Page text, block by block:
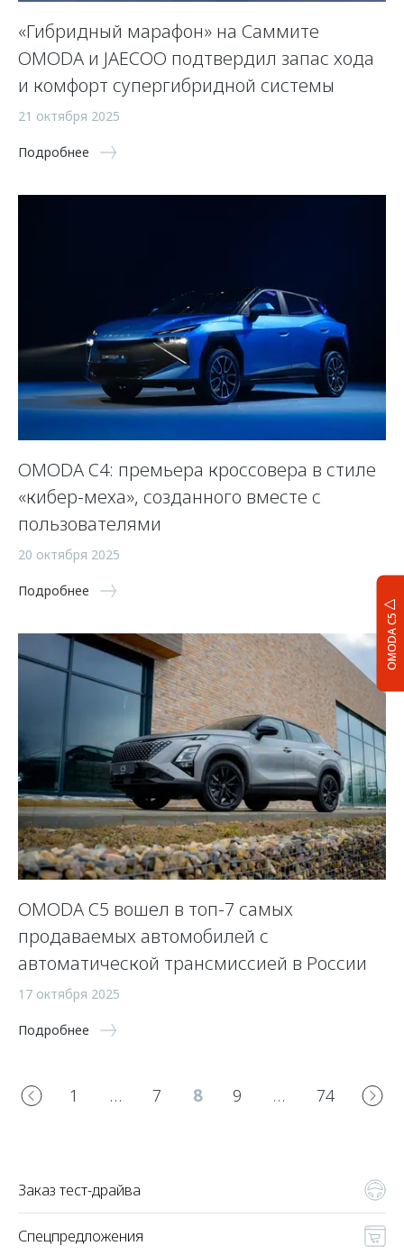
OMODA C5
«Гибридный марафон» на Саммите
OMODA и JAECOO подтвердил запас хода
и комфорт супергибридной системы
21 октября 2025
Подробнее
OMODA C4: премьера кроссовера в стиле
«кибер-меха», созданного вместе с
пользователями
20 октября 2025
Подробнее
OMODA C5 вошел в топ-7 самых
продаваемых автомобилей с
автоматической трансмиссией в России
17 октября 2025
Подробнее
1 … 7 8 9 … 74
Заказ тест-драйва
Спецпредложения